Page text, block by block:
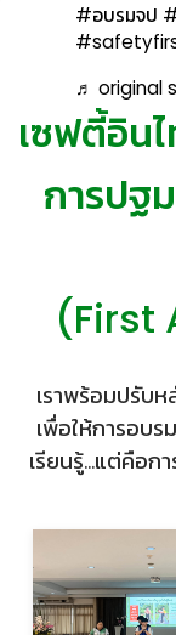
#อบรมจป #
♬ original
เซฟตี้อิน
การปฐ
เราพร้อมปรับ
เพื่อให้การอบ
เรียนรู้...แต่คือก